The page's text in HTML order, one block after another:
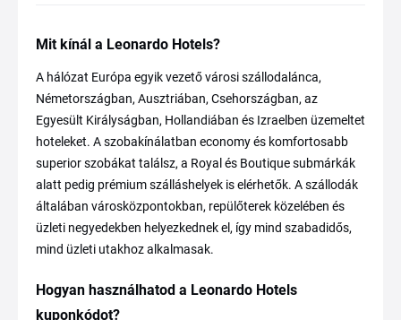
Mit kínál a Leonardo Hotels?
A hálózat Európa egyik vezető városi szállodalánca,
Németországban, Ausztriában, Csehországban, az
Egyesült Királyságban, Hollandiában és Izraelben üzemeltet
hoteleket. A szobakínálatban economy és komfortosabb
superior szobákat találsz, a Royal és Boutique submárkák
alatt pedig prémium szálláshelyek is elérhetők. A szállodák
általában városközpontokban, repülőterek közelében és
üzleti negyedekben helyezkednek el, így mind szabadidős,
mind üzleti utakhoz alkalmasak.
Hogyan használhatod a Leonardo Hotels
kuponkódot?